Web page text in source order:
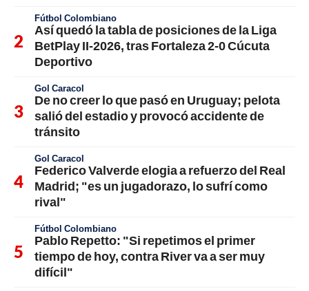
Fútbol Colombiano
Así quedó la tabla de posiciones de la Liga
BetPlay II-2026, tras Fortaleza 2-0 Cúcuta
Deportivo
Gol Caracol
De no creer lo que pasó en Uruguay; pelota
salió del estadio y provocó accidente de
tránsito
Gol Caracol
Federico Valverde elogia a refuerzo del Real
Madrid; "es un jugadorazo, lo sufrí como
rival"
Fútbol Colombiano
Pablo Repetto: "Si repetimos el primer
tiempo de hoy, contra River va a ser muy
difícil"